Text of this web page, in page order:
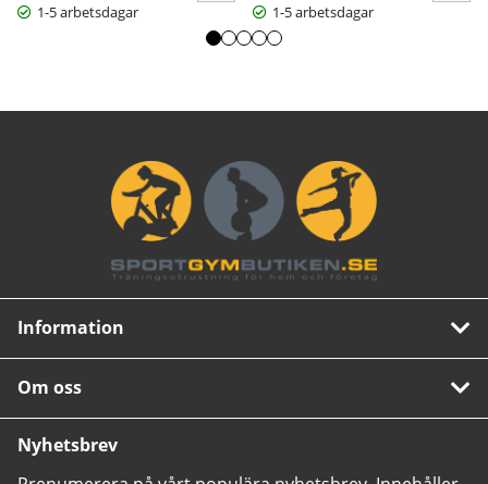
1-5 arbetsdagar
1-5 arbetsdagar
Information
Om oss
Nyhetsbrev